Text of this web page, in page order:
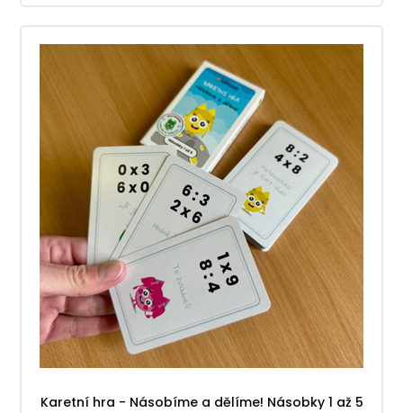
Karetní hra - Násobíme a dělíme! Násobky 1 až 5